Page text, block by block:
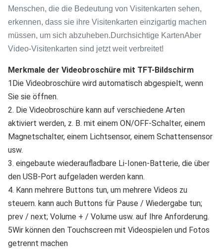
Menschen, die die Bedeutung von Visitenkarten sehen,
erkennen, dass sie ihre Visitenkarten einzigartig machen
müssen, um sich abzuheben.Durchsichtige KartenAber
Video-Visitenkarten sind jetzt weit verbreitet!
Merkmale der Videobroschüre mit TFT-Bildschirm
1Die Videobroschüre wird automatisch abgespielt, wenn
Sie sie öffnen.
2. Die Videobroschüre kann auf verschiedene Arten
aktiviert werden, z. B. mit einem ON/OFF-Schalter, einem
Magnetschalter, einem Lichtsensor, einem Schattensensor
usw.
3. eingebaute wiederaufladbare Li-Ionen-Batterie, die über
den USB-Port aufgeladen werden kann.
4. Kann mehrere Buttons tun, um mehrere Videos zu
steuern. kann auch Buttons für Pause / Wiedergabe tun;
prev / next; Volume + / Volume usw. auf Ihre Anforderung.
5Wir können den Touchscreen mit Videospielen und Fotos
getrennt machen